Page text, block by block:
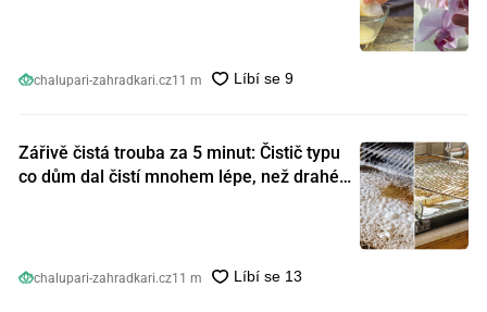
chalupari-zahradkari.cz11 m
Zářivě čistá trouba za 5 minut: Čistič typu
co dům dal čistí mnohem lépe, než drahé
chalupari-zahradkari.cz11 m